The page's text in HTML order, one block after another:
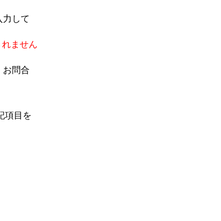
して
ません
お問合
項目を